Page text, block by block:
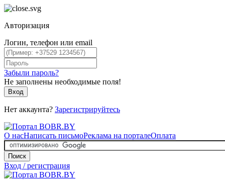
Авторизация
Логин, телефон или email
Забыли пароль?
Не заполнены необходимые поля!
Вход
Нет аккаунта? Зарегистрируйтесь
О насНаписать письмоРеклама на порталеОплата
Поиск
Вход / регистрация